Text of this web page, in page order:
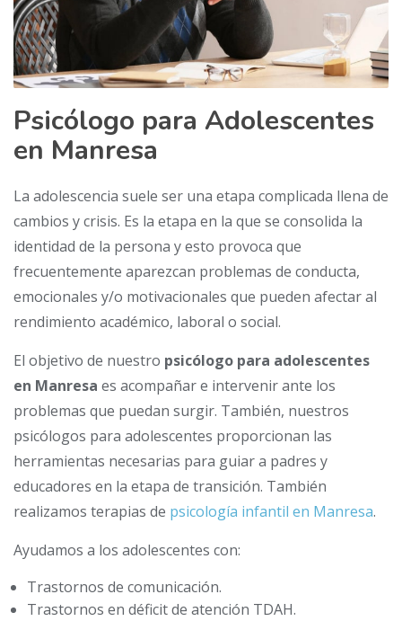
Psicólogo para Adolescentes
en Manresa
La adolescencia suele ser una etapa complicada llena de
cambios y crisis. Es la etapa en la que se consolida la
identidad de la persona y esto provoca que
frecuentemente aparezcan problemas de conducta,
emocionales y/o motivacionales que pueden afectar al
rendimiento académico, laboral o social.
El objetivo de nuestro psicólogo para adolescentes
en Manresa es acompañar e intervenir ante los
problemas que puedan surgir. También, nuestros
psicólogos para adolescentes proporcionan las
herramientas necesarias para guiar a padres y
educadores en la etapa de transición. También
realizamos terapias de psicología infantil en Manresa.
Ayudamos a los adolescentes con:
Trastornos de comunicación.
Trastornos en déficit de atención TDAH.